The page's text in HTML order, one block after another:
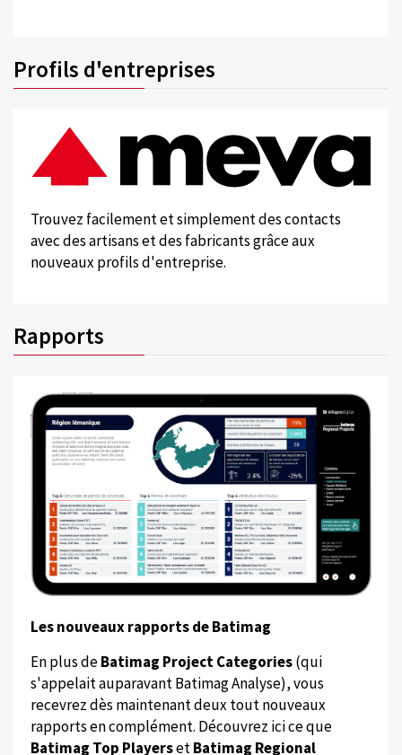
Profils d'entreprises
Trouvez facilement et simplement des contacts
avec des artisans et des fabricants grâce aux
nouveaux profils d'entreprise.
Rapports
Les nouveaux rapports de Batimag
En plus deBatimag Project Categories(qui
s'appelait auparavant Batimag Analyse), vous
recevrez dès maintenant deux tout nouveaux
rapports en complément. Découvrez ici ce que
Batimag Top PlayersetBatimag Regional